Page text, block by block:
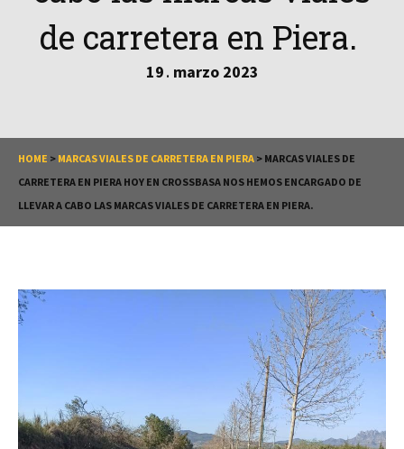
de carretera en Piera.
19 . marzo 2023
HOME > MARCAS VIALES DE CARRETERA EN PIERA > MARCAS VIALES DE
CARRETERA EN PIERA HOY EN CROSSBASA NOS HEMOS ENCARGADO DE
LLEVAR A CABO LAS MARCAS VIALES DE CARRETERA EN PIERA.